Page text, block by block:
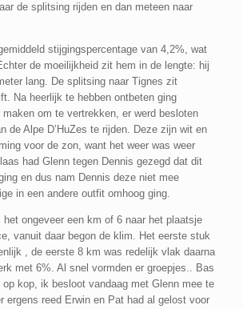
de splitsing rijden en dan meteen naar
stijgingspercentage van 4,2%, wat
de moeilijkheid zit hem in de lengte: hij
lang. De splitsing naar Tignes zit
Na heerlijk te hebben ontbeten ging
maken om te vertrekken, er werd besloten
de Alpe D’HuZes te rijden. Deze zijn wit en
voor de zon, want het weer was weer
had Glenn tegen Dennis gezegd dat dit
en dus nam Dennis deze niet mee
in een andere outfit omhoog ging.
ongeveer een km of 6 naar het plaatsje
vanuit daar begon de klim. Het eerste stuk
, de eerste 8 km was redelijk vlak daarna
met 6%. Al snel vormden er groepjes.. Bas
kop, ik besloot vandaag met Glenn mee te
ergens reed Erwin en Pat had al gelost voor